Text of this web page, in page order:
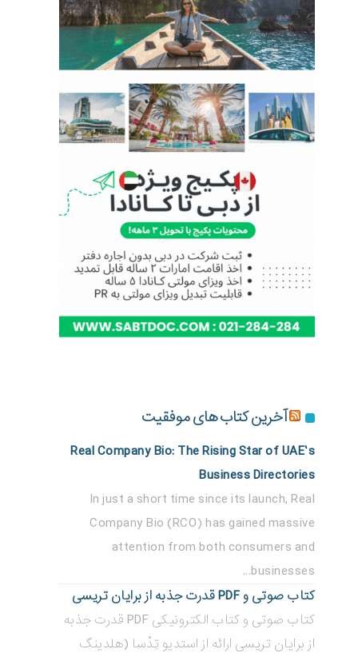
آخرین کتاب های موفقیت
Real Company Bio: The Rising Star of UAE’s
Business Directories
In just a short time since its launch, Real
Company Bio (RCO) has gained massive
attention from both consumers and
businesses...
کتاب صوتی و PDF قدرت جذبه از برایان تریسی
کتاب صوتی و کتاب الکترونیکی PDF قدرت جذبه
از برایان تریسی ارائه از استدیو تِدْسا (هلدینگ